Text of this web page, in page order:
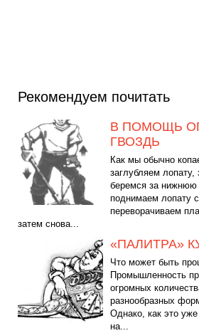
Рекомендуем почитать
В ПОМОЩЬ
ГВОЗДЬ
Как мы обычно
заглубляем лопату,
беремся за нижнюю
поднимаем лопату
переворачиваем
затем снова...
«ПАЛИТРА»
Что может быть
Промышленность
огромных
разнообразных
Однако, как это
на...